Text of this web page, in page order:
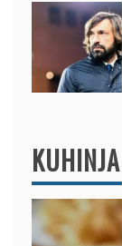
KUHINJA